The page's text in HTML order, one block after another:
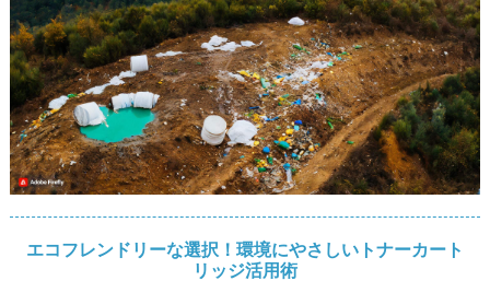
エコフレンドリーな選択！環境にやさしいトナーカート
リッジ活用術